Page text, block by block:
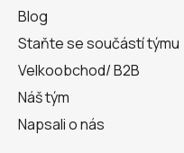
Blog
Staňte se součástí týmu
Velkoobchod/ B2B
Náš tým
Napsali o nás